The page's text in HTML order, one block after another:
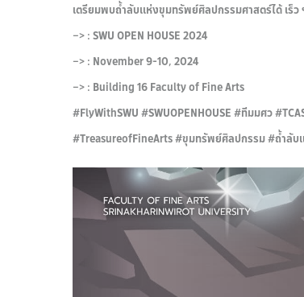
เตรียมพบถ้ำลับแห่งขุมทรัพย์ศิลปกรรมศาสตร์ได้ เร็ว
–> : SWU OPEN HOUSE 2024
–> : November 9-10, 2024
–> : Building 16 Faculty of Fine Arts
#FlyWithSWU #SWUOPENHOUSE #ทีมมศว
#TreasureofFineArts #ขุมทรัพย์ศิลปกรรม #ถ้ำลั